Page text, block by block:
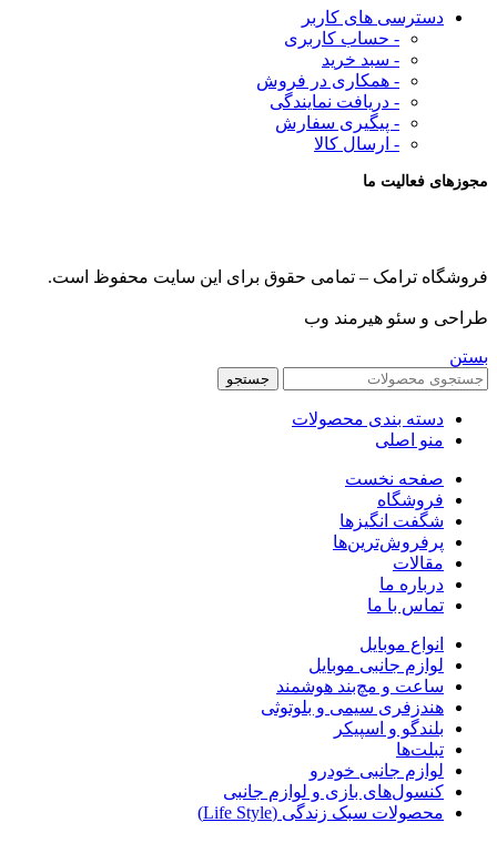
دسترسی های کاربر
- حساب کاربری
- سبد خرید
- همکاری در فروش
- دریافت نمایندگی
- پیگیری سفارش
- ارسال کالا
مجوزهای فعالیت ما
فروشگاه ترامک – تمامی حقوق برای این سایت محفوظ است.
طراحی و سئو هیرمند وب
بستن
جستجو
دسته بندی محصولات
منو اصلی
صفحه نخست
فروشگاه
شگفت انگیزها
پرفروش‌ترین‌ها
مقالات
درباره ما
تماس با ما
انواع موبایل
لوازم جانبی موبایل
ساعت و مچ‌بند هوشمند
هندزفری سیمی و بلوتوثی
بلندگو و اسپیکر
تبلت‌ها
لوازم جانبی خودرو
کنسول‌های بازی و لوازم جانبی
محصولات سبک زندگی (Life Style)